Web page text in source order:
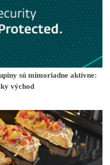
sú mimoriadne aktívne:
východ